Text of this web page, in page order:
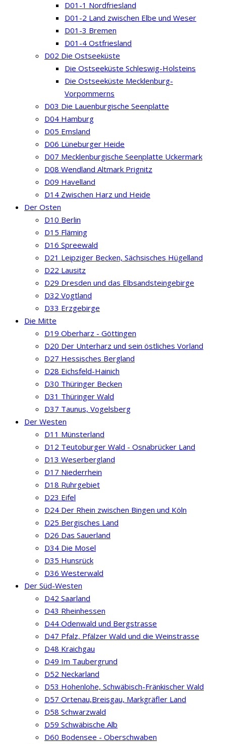
D01-1 Nordfriesland
D01-2 Land zwischen Elbe und Weser
D01-3 Bremen
D01-4 Ostfriesland
D02 Die Ostseeküste
Die Ostseeküste Schleswig-Holsteins
Die Ostseeküste Mecklenburg-
Vorpommerns
D03 Die Lauenburgische Seenplatte
D04 Hamburg
D05 Emsland
D06 Lüneburger Heide
D07 Mecklenburgische Seenplatte Uckermark
D08 Wendland Altmark Prignitz
D09 Havelland
D14 Zwischen Harz und Heide
Der Osten
D10 Berlin
D15 Fläming
D16 Spreewald
D21 Leipziger Becken, Sächsisches Hügelland
D22 Lausitz
D29 Dresden und das Elbsandsteingebirge
D32 Vogtland
D33 Erzgebirge
Die Mitte
D19 Oberharz - Göttingen
D20 Der Unterharz und sein östliches Vorland
D27 Hessisches Bergland
D28 Eichsfeld-Hainich
D30 Thüringer Becken
D31 Thüringer Wald
D37 Taunus, Vogelsberg
Der Westen
D11 Münsterland
D12 Teutoburger Wald - Osnabrücker Land
D13 Weserbergland
D17 Niederrhein
D18 Ruhrgebiet
D23 Eifel
D24 Der Rhein zwischen Bingen und Köln
D25 Bergisches Land
D26 Das Sauerland
D34 Die Mosel
D35 Hunsrück
D36 Westerwald
Der Süd-Westen
D42 Saarland
D43 Rheinhessen
D44 Odenwald und Bergstrasse
D47 Pfalz, Pfälzer Wald und die Weinstrasse
D48 Kraichgau
D49 Im Taubergrund
D52 Neckarland
D53 Hohenlohe, Schwäbisch-Fränkischer Wald
D57 Ortenau,Breisgau, Markgräfler Land
D58 Schwarzwald
D59 Schwäbische Alb
D60 Bodensee - Oberschwaben